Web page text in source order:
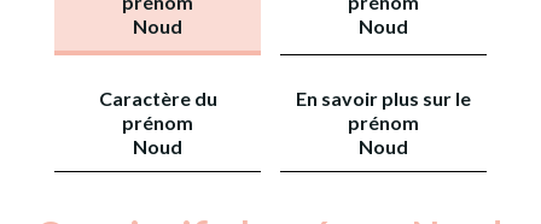
Noud
Noud
Caractère du
prénom
Noud
En savoir plus sur le
prénom
Noud